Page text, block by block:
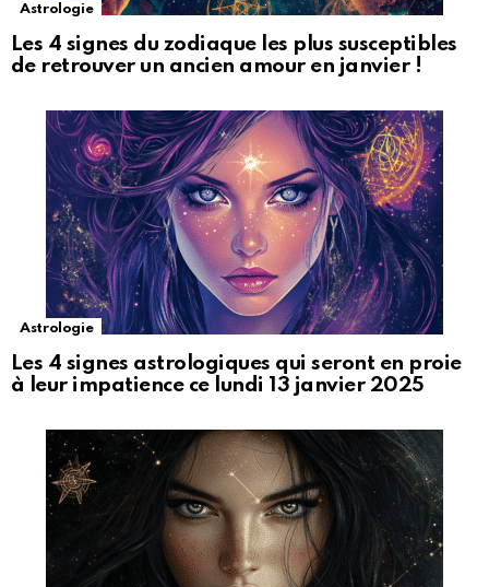
Astrologie
Les 4 signes du zodiaque les plus susceptibles
de retrouver un ancien amour en janvier !
Astrologie
Les 4 signes astrologiques qui seront en proie
à leur impatience ce lundi 13 janvier 2025